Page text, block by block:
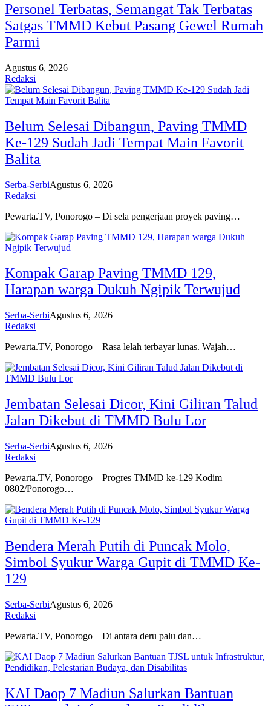
Personel Terbatas, Semangat Tak Terbatas
Satgas TMMD Kebut Pasang Gewel Rumah
Parmi
Agustus 6, 2026
Redaksi
Belum Selesai Dibangun, Paving TMMD
Ke-129 Sudah Jadi Tempat Main Favorit
Balita
Serba-SerbiAgustus 6, 2026
Redaksi
Pewarta.TV, Ponorogo – Di sela pengerjaan proyek paving…
Kompak Garap Paving TMMD 129,
Harapan warga Dukuh Ngipik Terwujud
Serba-SerbiAgustus 6, 2026
Redaksi
Pewarta.TV, Ponorogo – Rasa lelah terbayar lunas. Wajah…
Jembatan Selesai Dicor, Kini Giliran Talud
Jalan Dikebut di TMMD Bulu Lor
Serba-SerbiAgustus 6, 2026
Redaksi
Pewarta.TV, Ponorogo – Progres TMMD ke-129 Kodim
0802/Ponorogo…
Bendera Merah Putih di Puncak Molo,
Simbol Syukur Warga Gupit di TMMD Ke-
129
Serba-SerbiAgustus 6, 2026
Redaksi
Pewarta.TV, Ponorogo – Di antara deru palu dan…
KAI Daop 7 Madiun Salurkan Bantuan